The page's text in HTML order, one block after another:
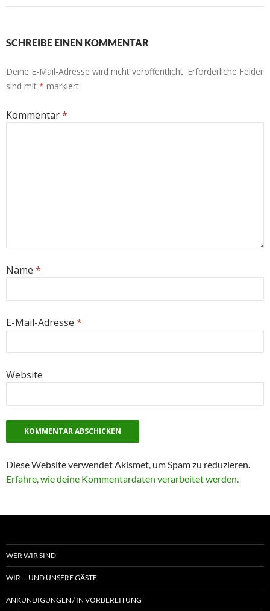
SCHREIBE EINEN KOMMENTAR
Deine E-Mail-Adresse wird nicht veröffentlicht. Erforderliche Felder
sind mit * markiert
Kommentar*
Name *
E-Mail-Adresse *
Website
Diese Website verwendet Akismet, um Spam zu reduzieren.
Erfahre, wie deine Kommentardaten verarbeitet werden.
WER WIR SIND
WIR … UND UNSERE GÄSTE
ANKÜNDIGUNGEN / IN VORBEREITUNG